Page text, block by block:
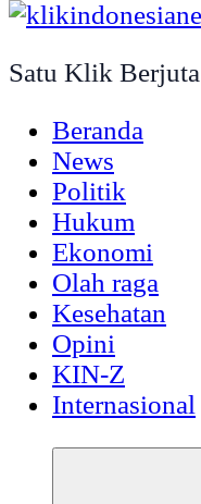
Satu Klik
Beranda
News
Politik
Hukum
Ekonomi
Olah raga
Kesehatan
Opini
KIN-Z
Internasional